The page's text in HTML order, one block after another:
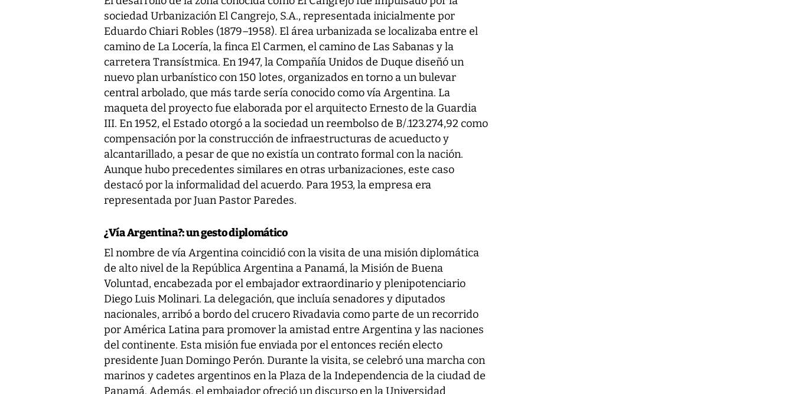
sociedad Urbanización El Cangrejo, S.A., representada inicialmente por
Eduardo Chiari Robles (1879–1958). El área urbanizada se localizaba entre el
camino de La Locería, la finca El Carmen, el camino de Las Sabanas y la
carretera Transístmica. En 1947, la Compañía Unidos de Duque diseñó un
nuevo plan urbanístico con 150 lotes, organizados en torno a un bulevar
central arbolado, que más tarde sería conocido como vía Argentina. La
maqueta del proyecto fue elaborada por el arquitecto Ernesto de la Guardia
III. En 1952, el Estado otorgó a la sociedad un reembolso de B/.123.274,92 como
compensación por la construcción de infraestructuras de acueducto y
alcantarillado, a pesar de que no existía un contrato formal con la nación.
Aunque hubo precedentes similares en otras urbanizaciones, este caso
destacó por la informalidad del acuerdo. Para 1953, la empresa era
representada por Juan Pastor Paredes.
¿Vía Argentina?: un gesto diplomático
El nombre de vía Argentina coincidió con la visita de una misión diplomática
de alto nivel de la República Argentina a Panamá, la Misión de Buena
Voluntad, encabezada por el embajador extraordinario y plenipotenciario
Diego Luis Molinari. La delegación, que incluía senadores y diputados
nacionales, arribó a bordo del crucero Rivadavia como parte de un recorrido
por América Latina para promover la amistad entre Argentina y las naciones
del continente. Esta misión fue enviada por el entonces recién electo
presidente Juan Domingo Perón. Durante la visita, se celebró una marcha con
marinos y cadetes argentinos en la Plaza de la Independencia de la ciudad de
Panamá. Además, el embajador ofreció un discurso en la Universidad